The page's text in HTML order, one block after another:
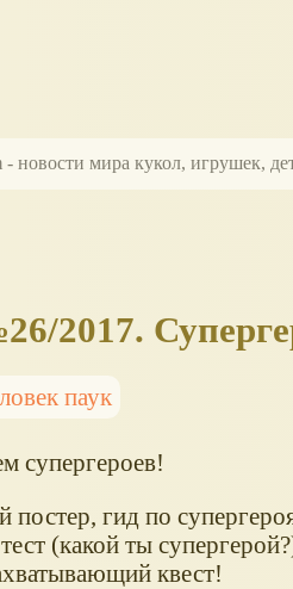
новости мира кукол, игрушек,
2017.
паук
супергероев!
постер, гид по
(какой ты
квест!